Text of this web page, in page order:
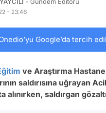
- 23:46
Google’da tercih
ve Araştırma
saldırısına uğrayan
alınırken, saldırgan